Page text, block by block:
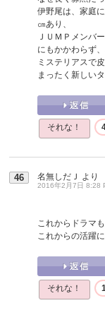
伊野尾は、家庭
㎝あり、
ＪＵＭＰメンバ
にもかかわらず
ミステリアスで
まったく新しい
それな！
46 名無しだＪ より
2016年2月7日 8:28
これからドラマ
これからの活躍
それな！